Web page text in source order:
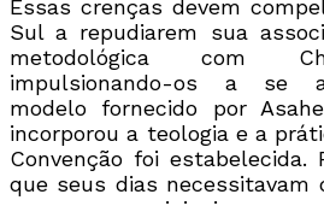
Essas crenças devem
Sul a repudiarem sua
metodológica com
impulsionando-os a se
modelo fornecido por
incorporou a teologia e a
Convenção foi estabelecida.
que seus dias necessitavam